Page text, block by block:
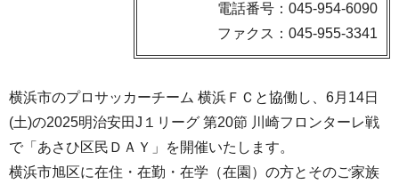
電話番号：045-954-6090
ファクス：045-955-3341
横浜市のプロサッカーチーム 横浜ＦＣと協働し、6月14日
(土)の2025明治安田J１リーグ 第20節 川崎フロンターレ戦
で「あさひ区民ＤＡＹ」を開催いたします。
横浜市旭区に在住・在勤・在学（在園）の方とそのご家族